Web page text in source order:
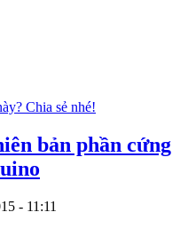
Chia sẻ nhé!
bản phần cứng
- 11:11